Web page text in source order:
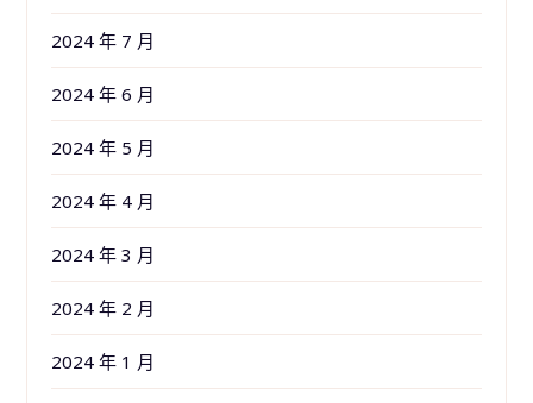
2024 年 7 月
2024 年 6 月
2024 年 5 月
2024 年 4 月
2024 年 3 月
2024 年 2 月
2024 年 1 月